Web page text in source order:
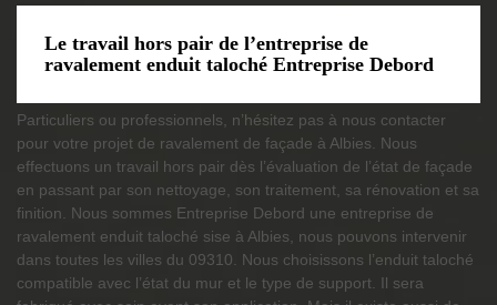
Le travail hors pair de l’entreprise de
ravalement enduit taloché Entreprise Debord
Particuliers ou professionnels, n’hésitez pas à nous contacter
pour votre projet de ravalement de façade à Albies. Nous
effectuons un travail hors pair dès l’évaluation de l’état de façade
en passant par son nettoyage, son traitement, sa rénovation et sa
finition. Nous sommes Entreprise Debord une entreprise de
ravalement enduit taloché sise à Albies, nous pouvons intervenir
dans toutes les villes du 09310. Nous choisissons l’enduit taloché
compatible avec l’état du mur et le type de support. Il sera